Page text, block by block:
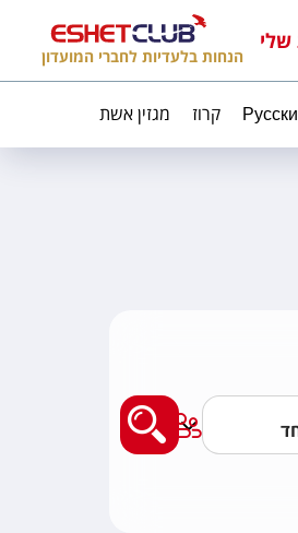
שלי
הנחות בלעדיות לחברי המועדון
קרוז מגזין אשת
מצאו לי טיסה